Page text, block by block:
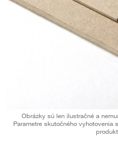
Obrázky sú len ilustračné a
Parametre skutočného vyhotovenia